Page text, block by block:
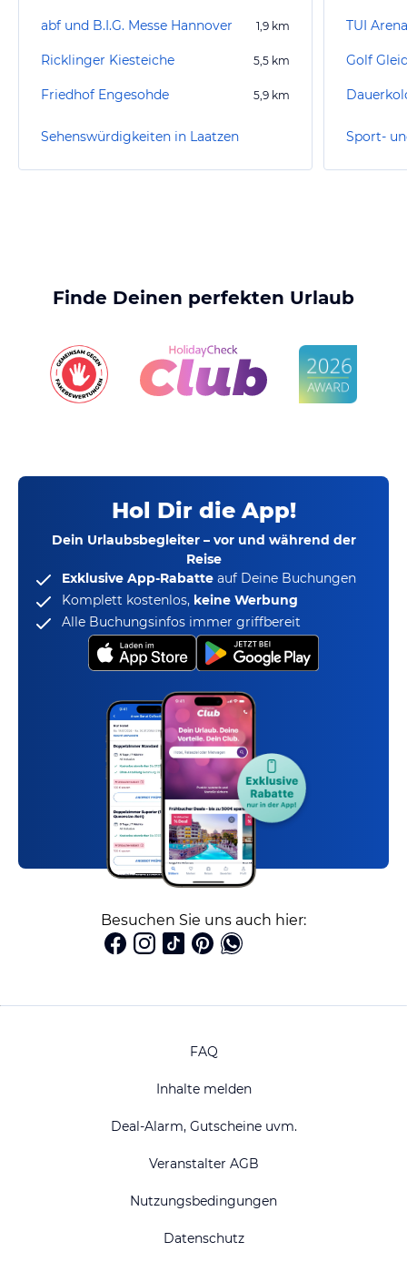
abf und B.I.G. Messe Hannover 1,9 km
Ricklinger Kiesteiche 5,5 km
Friedhof Engesohde 5,9 km
Sehenswürdigkeiten in Laatzen
TUI Arena
Golf
Sport-
Finde Deinen perfekten Urlaub
Hol Dir die App!
Dein Urlaubsbegleiter – vor und während der
Reise
Exklusive App-Rabatte auf Deine Buchungen
Komplett kostenlos, keine Werbung
Alle Buchungsinfos immer griffbereit
Besuchen Sie uns auch hier:
FAQ
Inhalte melden
Deal-Alarm, Gutscheine uvm.
Veranstalter AGB
Nutzungsbedingungen
Datenschutz